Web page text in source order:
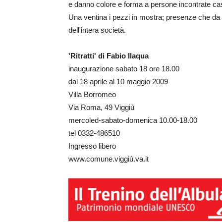
e danno colore e forma a persone incontrate
Una ventina i pezzi in mostra; presenze che
dell'intera società.
'Ritratti' di Fabio Ilaqua
inaugurazione sabato 18 ore 18.00
dal 18 aprile al 10 maggio 2009
Villa Borromeo
Via Roma, 49 Viggiù
mercoled-sabato-domenica 10.00-18.00
tel 0332-486510
Ingresso libero
www.comune.viggiù.va.it